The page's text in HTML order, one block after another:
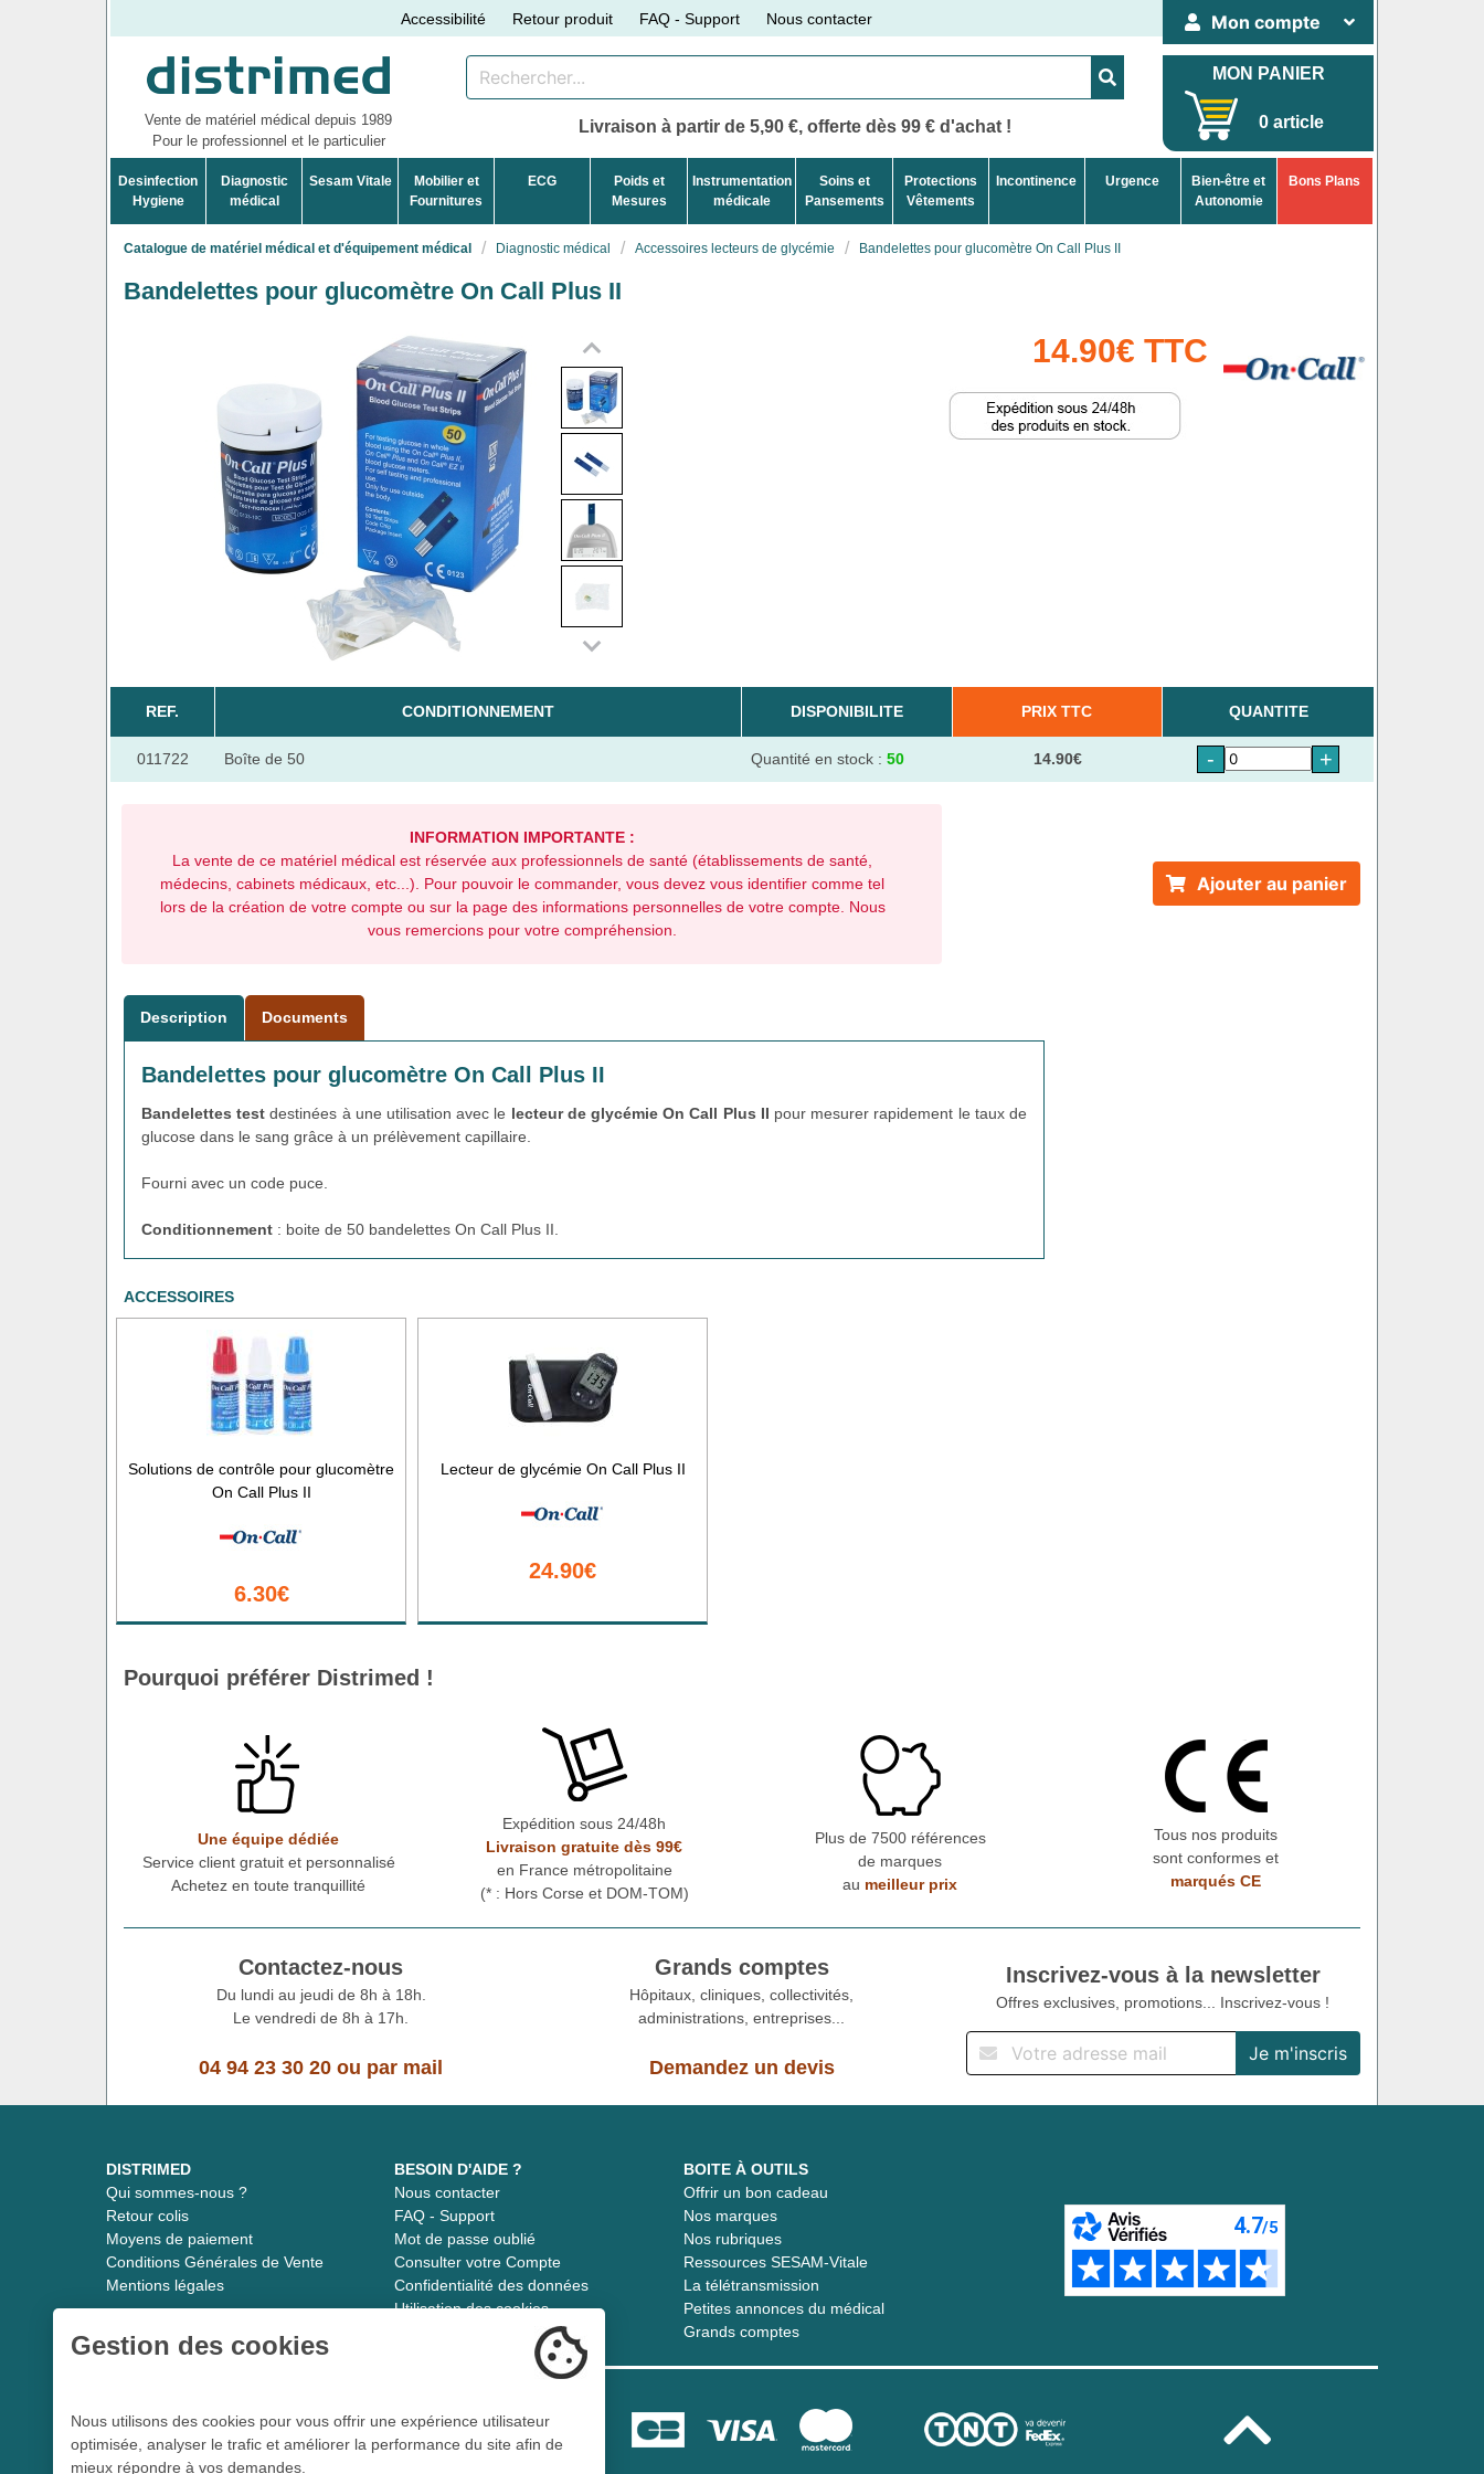
Accessibilité Retour produit FAQ - Support Nous contacter Mon compte
Vente de matériel médical depuis 1989
Pour le professionnel et le particulier
Livraison à partir de 5,90 €, offerte dès 99 € d'achat !
MON PANIER
0 article
Desinfection
Hygiene
Diagnostic
médical
Sesam Vitale
Mobilier et
Fournitures
ECG
Poids et
Mesures
Instrumentation
médicale
Soins et
Pansements
Protections
Vêtements
Incontinence Urgence
Bien-être et
Autonomie
Bons Plans
Catalogue de matériel médical et d'équipement médical Diagnostic médical Accessoires lecteurs de glycémie Bandelettes pour glucomètre On Call Plus II
Bandelettes pour glucomètre On Call Plus II
14.90€ TTC
REF. CONDITIONNEMENT DISPONIBILITE PRIX TTC QUANTITE
011722 Boîte de 50 Quantité en stock : 50 14.90€ - +
INFORMATION IMPORTANTE :
La vente de ce matériel médical est réservée aux professionnels de santé (établissements de santé,
médecins, cabinets médicaux, etc...). Pour pouvoir le commander, vous devez vous identifier comme tel
lors de la création de votre compte ou sur la page des informations personnelles de votre compte. Nous
vous remercions pour votre compréhension.
Ajouter au panier
Description Documents
Bandelettes pour glucomètre On Call Plus II
Bandelettes test destinées à une utilisation avec le lecteur de glycémie On Call Plus II pour mesurer rapidement le taux de
glucose dans le sang grâce à un prélèvement capillaire.
Fourni avec un code puce.
Conditionnement : boite de 50 bandelettes On Call Plus II.
ACCESSOIRES
Solutions de contrôle pour glucomètre
On Call Plus II
6.30€
Lecteur de glycémie On Call Plus II
24.90€
Pourquoi préférer Distrimed !
Une équipe dédiée
Service client gratuit et personnalisé
Achetez en toute tranquillité
Expédition sous 24/48h
Livraison gratuite dès 99€
en France métropolitaine
(* : Hors Corse et DOM-TOM)
Plus de 7500 références
de marques
au meilleur prix
Tous nos produits
sont conformes et
marqués CE
Contactez-nous
Du lundi au jeudi de 8h à 18h.
Le vendredi de 8h à 17h.
04 94 23 30 20 ou par mail
Grands comptes
Hôpitaux, cliniques, collectivités,
administrations, entreprises...
Demandez un devis
Inscrivez-vous à la newsletter
Offres exclusives, promotions... Inscrivez-vous !
DISTRIMED
Qui sommes-nous ?
Retour colis
Moyens de paiement
Conditions Générales de Vente
Mentions légales
BESOIN D'AIDE ?
Nous contacter
FAQ - Support
Mot de passe oublié
Consulter votre Compte
Confidentialité des données
Utilisation des cookies
BOITE À OUTILS
Offrir un bon cadeau
Nos marques
Nos rubriques
Ressources SESAM-Vitale
La télétransmission
Petites annonces du médical
Grands comptes
Distrimed.com 1989 - 2026
Le spécialiste du matériel médical
Gestion des cookies
Nous utilisons des cookies pour vous offrir une expérience utilisateur
optimisée, analyser le trafic et améliorer la performance du site afin de
mieux répondre à vos demandes.